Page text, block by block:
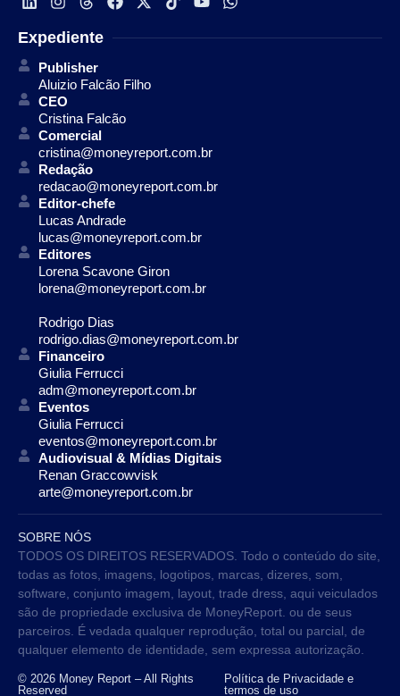
Expediente
Publisher
Aluizio Falcão Filho
CEO
Cristina Falcão
Comercial
cristina@moneyreport.com.br
Redação
redacao@moneyreport.com.br
Editor-chefe
Lucas Andrade
lucas@moneyreport.com.br
Editores
Lorena Scavone Giron
lorena@moneyreport.com.br
Rodrigo Dias
rodrigo.dias@moneyreport.com.br
Financeiro
Giulia Ferrucci
adm@moneyreport.com.br
Eventos
Giulia Ferrucci
eventos@moneyreport.com.br
Audiovisual & Mídias Digitais
Renan Graccowvisk
arte@moneyreport.com.br
SOBRE NÓS
TODOS OS DIREITOS RESERVADOS. Todo o conteúdo do site,
todas as fotos, imagens, logotipos, marcas, dizeres, som,
software, conjunto imagem, layout, trade dress, aqui veiculados
são de propriedade exclusiva de MoneyReport. ou de seus
parceiros. É vedada qualquer reprodução, total ou parcial, de
qualquer elemento de identidade, sem expressa autorização.
© 2026 Money Report – All Rights
Reserved
Política de Privacidade e
termos de uso